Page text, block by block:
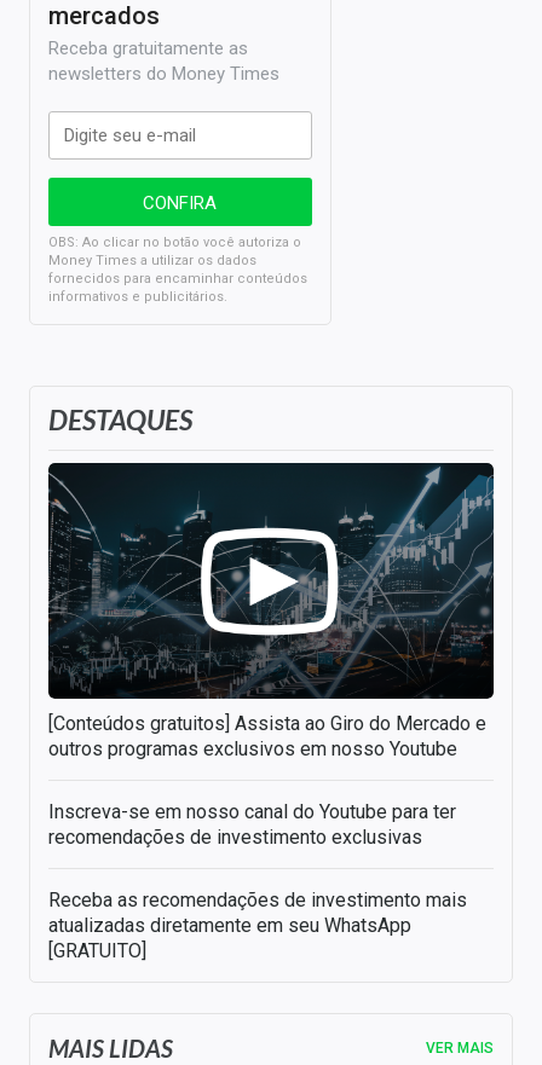
DESTAQUES
[Conteúdos gratuitos] Assista ao Giro do Mercado e
outros programas exclusivos em nosso Youtube
Inscreva-se em nosso canal do Youtube para ter
recomendações de investimento exclusivas
Receba as recomendações de investimento mais
atualizadas diretamente em seu WhatsApp
[GRATUITO]
mercados
Receba gratuitamente as
newsletters do Money Times
OBS: Ao clicar no botão você autoriza o
Money Times a utilizar os dados
fornecidos para encaminhar conteúdos
informativos e publicitários.
MAIS LIDAS VER MAIS